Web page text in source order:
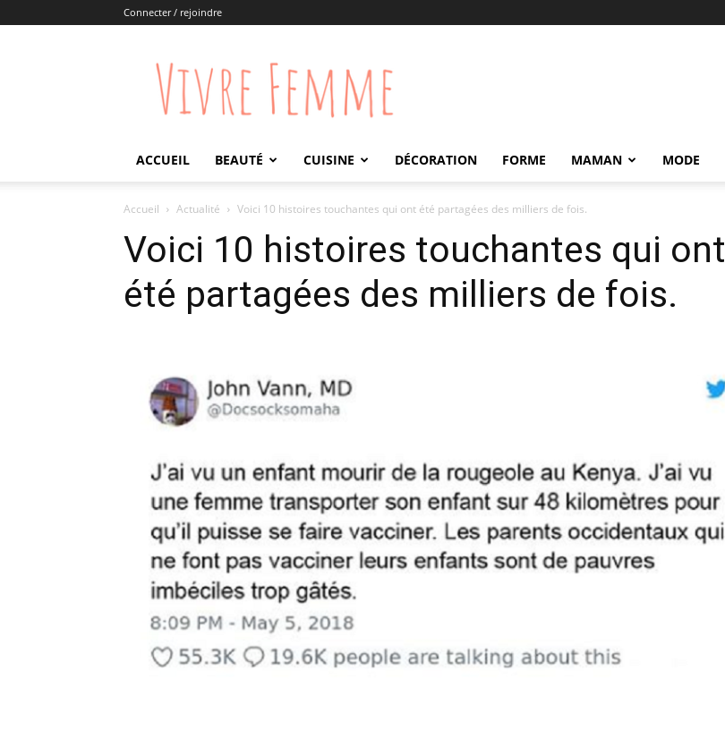
Connecter / rejoindre
Vivre
Femme
ACCUEIL BEAUTÉ CUISINE DÉCORATION FORME MAMAN MODE
Accueil Actualité Voici 10 histoires touchantes qui ont été partagées des milliers de fois.
Voici 10 histoires touchantes qui ont
été partagées des milliers de fois.